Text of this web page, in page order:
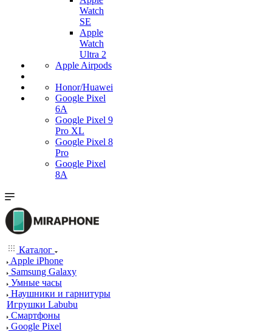
Watch
SE
Apple
Watch
Ultra 2
Apple Airpods
Honor/Huawei
Google Pixel
6A
Google Pixel 9
Pro XL
Google Pixel 8
Pro
Google Pixel
8A
Каталог
Apple iPhone
Samsung Galaxy
Умные часы
Наушники и гарнитуры
Игрушки Labubu
Смартфоны
Google Pixel